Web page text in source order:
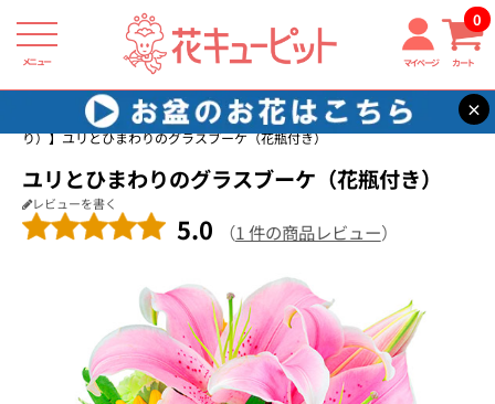
メニュー マイページ カート
0
×
花キューピット 7月の誕生花（ひまわり）
【7月の誕生花（ひまわ
り）】ユリとひまわりのグラスブーケ（花瓶付き）
ユリとひまわりのグラスブーケ（花瓶付き）
レビューを書く
5.0 （1 件の商品レビュー）